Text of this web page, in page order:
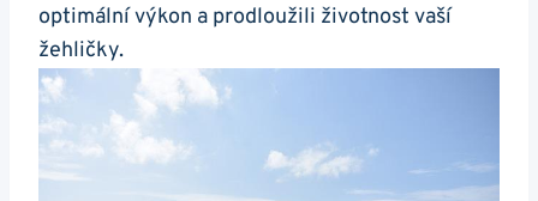
optimální výkon⁣ a prodloužili životnost vaší
žehličky.